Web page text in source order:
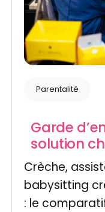
Parentalité
Garde
solution
Crèche,
babysitting
: le